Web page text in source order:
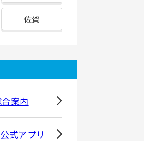
佐賀
案内
式アプリ